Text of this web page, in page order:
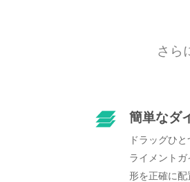
さら
簡単なダ
ドラッグひ
ライメント
形を正確に配